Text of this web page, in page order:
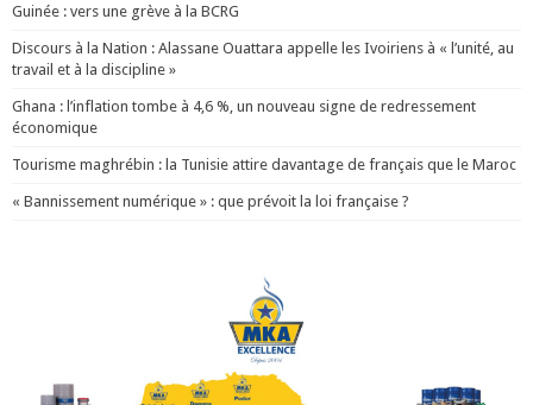
Guinée : vers une grève à la BCRG
Discours à la Nation : Alassane Ouattara appelle les Ivoiriens à « l’unité, au
travail et à la discipline »
Ghana : l’inflation tombe à 4,6 %, un nouveau signe de redressement
économique
Tourisme maghrébin : la Tunisie attire davantage de français que le Maroc
« Bannissement numérique » : que prévoit la loi française ?